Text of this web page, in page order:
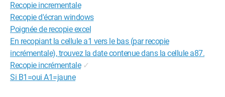
colonne G ne connait pas le même incident.
Merci de vos conseils.
Recopie incrementale
Recopie d'écran windows
Poignée de recopie excel
En recopiant la cellule a1 vers le bas (par recopie
incrémentale), trouvez la date contenue dans la cellule a87.
Recopie incrémentale ✓
Si B1=oui A1=jaune